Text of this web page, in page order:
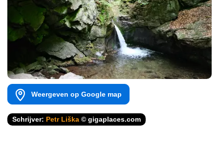
Weergeven op Google map
Schrijver: Petr Liška © gigaplaces.com